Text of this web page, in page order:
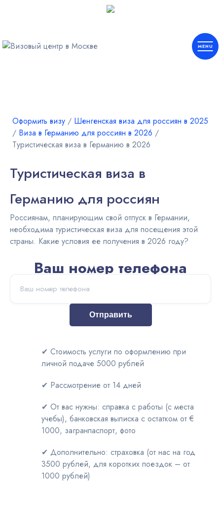
Оформить визу ∕ Шенгенская виза для россиян в 2025
∕ Виза в Германию для россиян в 2026 ∕
Туристическая виза в Германию в 2026
Туристическая виза в
Германию для россиян
Россиянам, планирующим свой отпуск в Германии,
необходима туристическая виза для посещения этой
страны. Какие условия ее получения в 2026 году?
Ваш номер телефона
Отправить
✔ Стоимость услуги по оформлению при
личной подаче 5000 рублей
✔ Рассмотрение от 14 дней
✔ От вас нужны: справка с работы (с места
учебы), банковская выписка с остатком от €
1000, загранпаспорт, фото
✔ Дополнительно: страховка (от нас на год
3500 рублей, для коротких поездок – от
1000 рублей)
Шенген
Америка
Азия
Африка
Австралия
легализация